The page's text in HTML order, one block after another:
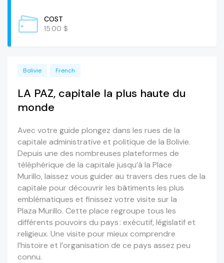
COST
15.00 $
Bolivie French
LA PAZ, capitale la plus haute du
monde
Avec votre guide plongez dans les rues de la
capitale administrative et politique de la Bolivie.
Depuis une des nombreuses plateformes de
téléphérique de la capitale jusqu’à la Place
Murillo, laissez vous guider au travers des rues de la
capitale pour découvrir les bâtiments les plus
emblématiques et finissez votre visite sur la
Plaza Murillo. Cette place regroupe tous les
différents pouvoirs du pays : exécutif, législatif et
religieux. Une visite pour mieux comprendre
l’histoire et l’organisation de ce pays assez peu
connu.